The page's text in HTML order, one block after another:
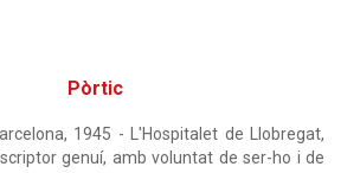
Pòrtic
1945 - L'Hospitalet de Llobregat,
genuí, amb voluntat de ser-ho i de